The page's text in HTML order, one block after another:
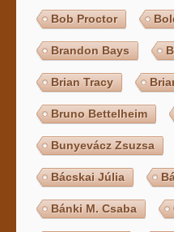
Bob Proctor
Brandon Bays
Brian Tracy
Bruno Bettelheim
Bunyevácz Zsuzsa
Bácskai Júlia
Bánki M. Csaba